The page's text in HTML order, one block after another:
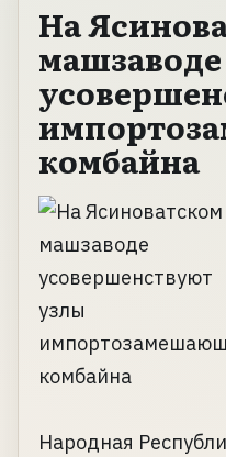
На
машзаводе
комбайна
Народная